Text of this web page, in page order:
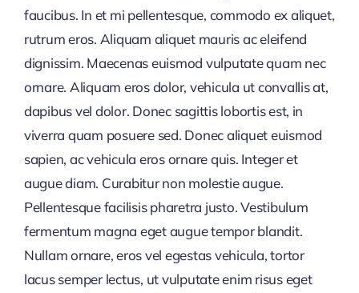
faucibus. In et mi pellentesque, commodo ex aliquet,
rutrum eros. Aliquam aliquet mauris ac eleifend
dignissim. Maecenas euismod vulputate quam nec
ornare. Aliquam eros dolor, vehicula ut convallis at,
dapibus vel dolor. Donec sagittis lobortis est, in
viverra quam posuere sed. Donec aliquet euismod
sapien, ac vehicula eros ornare quis. Integer et
augue diam. Curabitur non molestie augue.
Pellentesque facilisis pharetra justo. Vestibulum
fermentum magna eget augue tempor blandit.
Nullam ornare, eros vel egestas vehicula, tortor
lacus semper lectus, ut vulputate enim risus eget